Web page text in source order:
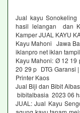
Jual kayu
hasil lelangan dan
Kamper JUAL KAYU
Kayu Mahoni Jawa
iklanpro net iklan
Kayu Mahoni: Ø 12
20 29 p DTG Garansi
Printer Kaos
Jual Biji dan Bibit
bibitalbasia 2023 06
JUAL: Jual Kayu